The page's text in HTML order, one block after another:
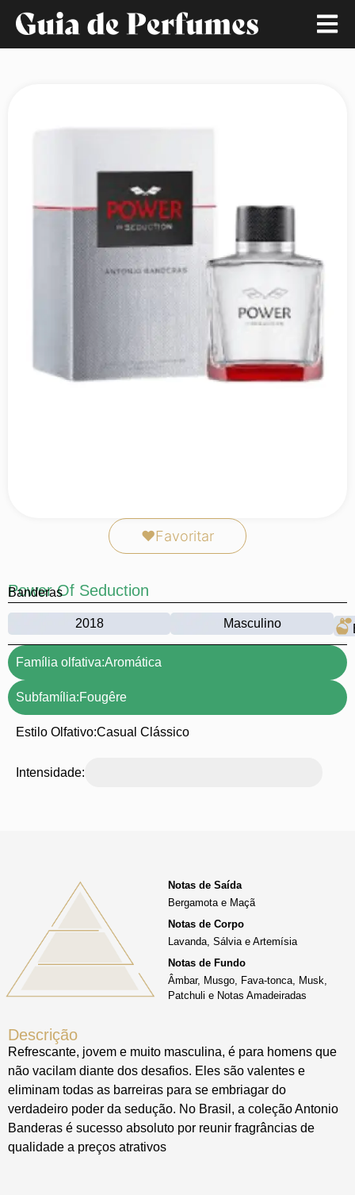
❤Favoritar
Power Of Seduction
Banderas
2018 Masculino
Família olfativa:Aromática
Subfamília:Fougêre
Estilo Olfativo:Casual Clássico
Intensidade:
Descrição
Refrescante, jovem e muito masculina, é para homens que
não vacilam diante dos desafios. Eles são valentes e
eliminam todas as barreiras para se embriagar do
verdadeiro poder da sedução. No Brasil, a coleção Antonio
Banderas é sucesso absoluto por reunir fragrâncias de
qualidade a preços atrativos
Notas de Saída
Bergamota e Maçã
Notas de Corpo
Lavanda, Sálvia e Artemísia
Notas de Fundo
Âmbar, Musgo, Fava-tonca, Musk,
Patchuli e Notas Amadeiradas